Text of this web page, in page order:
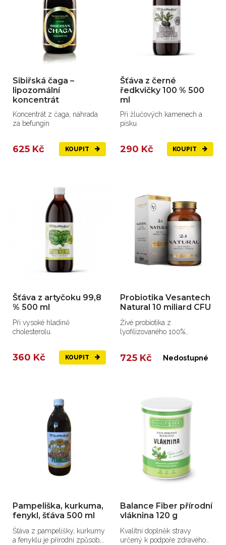
Sibiřská čaga –
lipozomální
koncentrát
Koncentrát z čaga, náhrada
za befungin
625 Kč KOUPIT
Šťáva z černé
ředkvičky 100 % 500
ml
Při žlučových kamenech a
písku.
290 Kč KOUPIT
Šťáva z artyčoku 99,8
% 500 ml
Při vysoké hladině
cholesterolu.
360 Kč KOUPIT
Probiotika Vesantech
Natural 10 miliard CFU
Živé probiotika z
lyofilizovaného 100%
725 Kč Nedostupné
Pampeliška, kurkuma,
fenykl, šťáva 500 ml
Šťáva z pampelišky, kurkumy
a fenyklu je přírodní způsob,
Balance Fiber přírodní
vláknina 120 g
Kvalitní doplněk stravy
určený k podpoře zdravého